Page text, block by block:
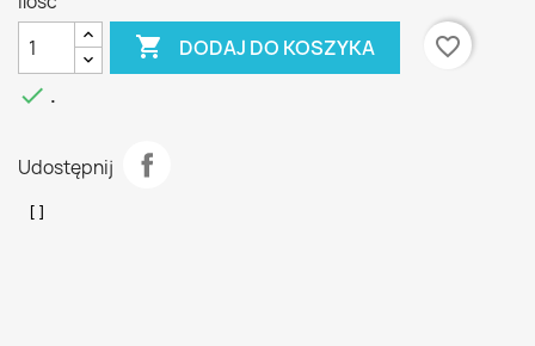
 DODAJ DO KOSZYKA
favorite_border
 .
Udostępnij